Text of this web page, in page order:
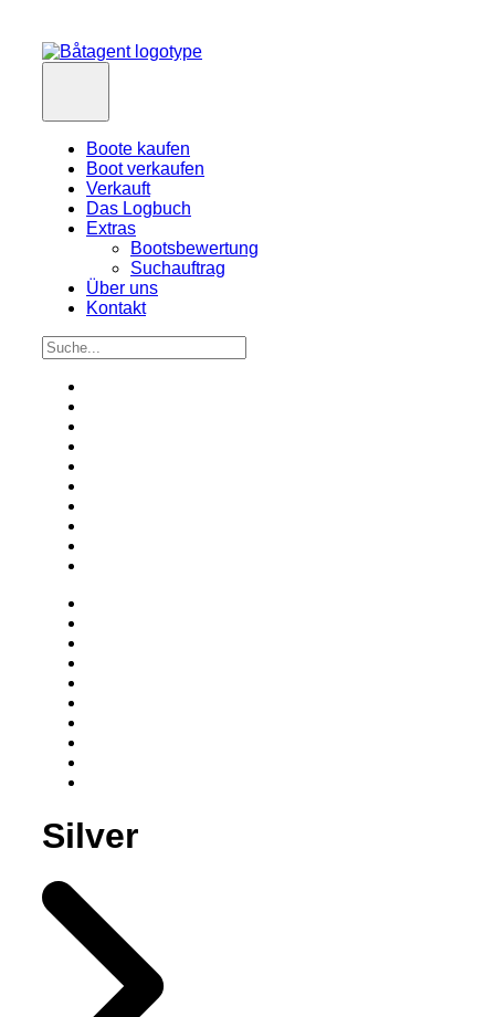
Boote kaufen
Boot verkaufen
Verkauft
Das Logbuch
Extras
Bootsbewertung
Suchauftrag
Über uns
Kontakt
Silver